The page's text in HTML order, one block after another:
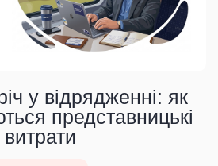
у відрядженні: як
представницькі
витрати